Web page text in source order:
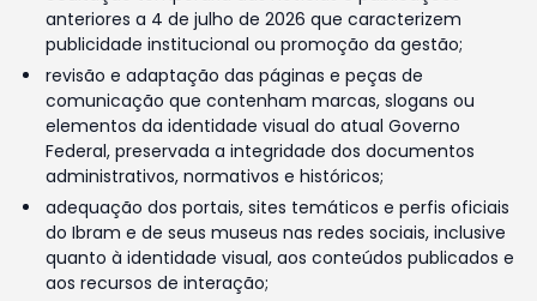
anteriores a 4 de julho de 2026 que caracterizem
publicidade institucional ou promoção da gestão;
revisão e adaptação das páginas e peças de
comunicação que contenham marcas, slogans ou
elementos da identidade visual do atual Governo
Federal, preservada a integridade dos documentos
administrativos, normativos e históricos;
adequação dos portais, sites temáticos e perfis oficiais
do Ibram e de seus museus nas redes sociais, inclusive
quanto à identidade visual, aos conteúdos publicados e
aos recursos de interação;